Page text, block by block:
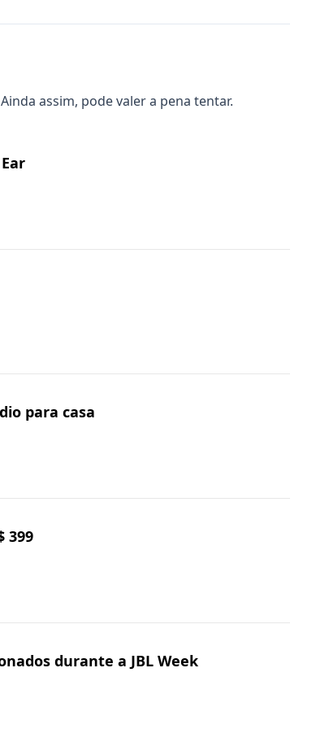
assim, pode valer a pena tentar.
para casa
399
durante a JBL Week